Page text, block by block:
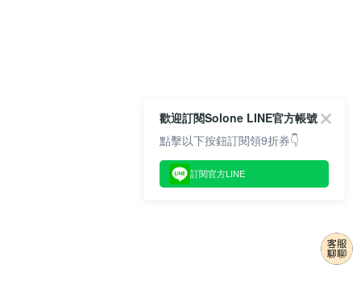
歡迎訂閱Solone LINE官方帳號
點擊以下按鈕訂閱領9折券👇
訂閱官方LINE